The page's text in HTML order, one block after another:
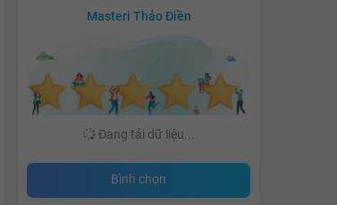
Masteri Thảo Điền
Đang tải dữ liệu...
Bình chọn